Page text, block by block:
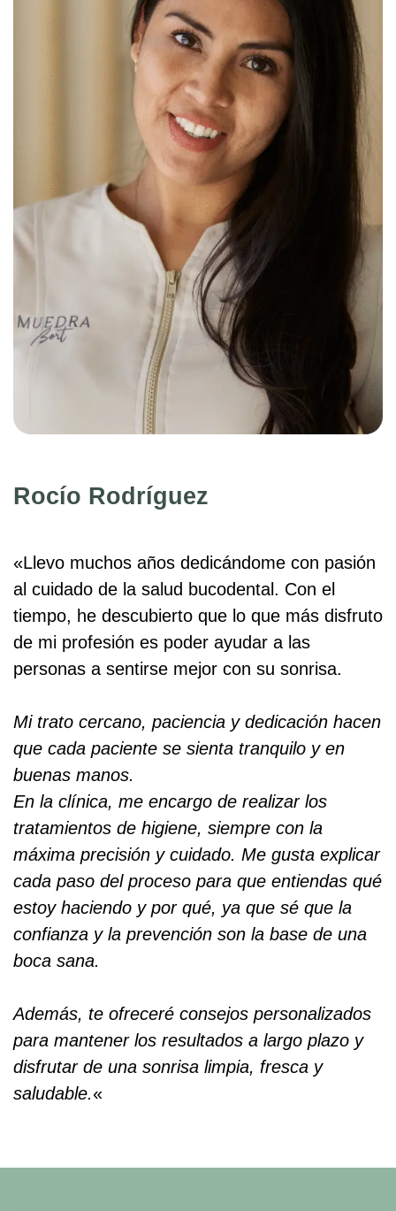
Rocío Rodríguez
«Llevo muchos años dedicándome con pasión
al cuidado de la salud bucodental. Con el
tiempo, he descubierto que lo que más disfruto
de mi profesión es poder ayudar a las
personas a sentirse mejor con su sonrisa.
Mi trato cercano, paciencia y dedicación hacen
que cada paciente se sienta tranquilo y en
buenas manos.
En la clínica, me encargo de realizar los
tratamientos de higiene, siempre con la
máxima precisión y cuidado. Me gusta explicar
cada paso del proceso para que entiendas qué
estoy haciendo y por qué, ya que sé que la
confianza y la prevención son la base de una
boca sana.
Además, te ofreceré consejos personalizados
para mantener los resultados a largo plazo y
disfrutar de una sonrisa limpia, fresca y
saludable.«